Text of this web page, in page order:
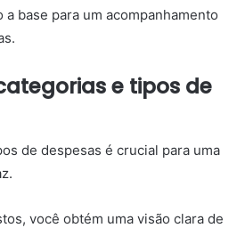
a base para um acompanhamento
e tipos de
de despesas é crucial para uma
você obtém uma visão clara de